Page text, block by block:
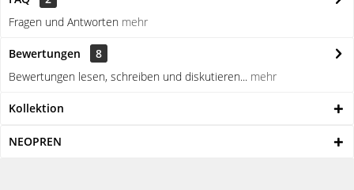
Fragen und Antworten mehr
Bewertungen
8
Bewertungen lesen, schreiben und diskutieren... mehr
Kollektion
NEOPREN